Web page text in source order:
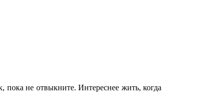
пока не отвыкните. Интереснее жить, когда